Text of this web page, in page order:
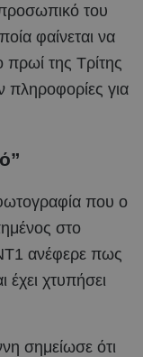
του
φαίνεται να
πρωί της Τρίτης
πληροφορίες για
που ο
στο
ανέφερε πως
έχει χτυπήσει
σημείωσε ότι